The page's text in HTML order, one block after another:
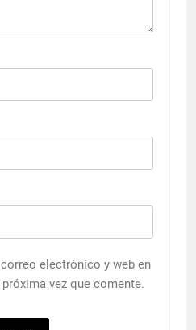
electrónico y web en
vez que comente.